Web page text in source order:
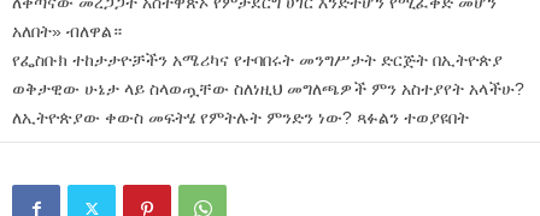
አለበት» ብለዋል።
የፌስቡክ ተከታታዮቻችን አሜሪካና የተባበሩት መንግሥታት ድርጅት በኢትዮጵያ
ወቅታዊው ሁኔታ ላይ ስላወጧቸው ስለነዚህ መግለጫዎች ምን አስተያየት አላችሁ?
ለኢትዮጵያው ቀውስ መፍትሄ የምትሉት ምንድን ነው? ጻፉልን ተወያዩበት